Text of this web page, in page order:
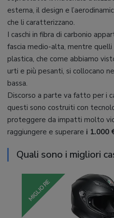
esterna, il design e
che li caratterizzano.
I caschi in fibra di carbonio
fascia medio-alta, mentre
plastica, che come abbiamo
urti e più pesanti, si collocano
bassa.
Discorso a parte va fatto per i
questi sono costruiti con
proteggere da impatti molto
raggiungere e superare i 1.000
Quali sono i migliori
MIGLIORE